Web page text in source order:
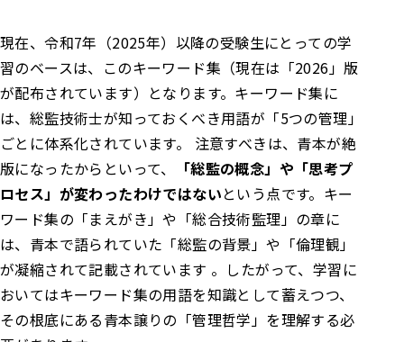
現在、令和7年（2025年）以降の受験生にとっての学
習のベースは、このキーワード集（現在は「2026」版
が配布されています）となります。キーワード集に
は、総監技術士が知っておくべき用語が「5つの管理」
ごとに体系化されています。 注意すべきは、青本が絶
版になったからといって、
「総監の概念」や「思考プ
ロセス」が変わったわけではないという点です。キー
ワード集の「まえがき」や「総合技術監理」の章に
は、青本で語られていた「総監の背景」や「倫理観」
が凝縮されて記載されています 。したがって、学習に
おいてはキーワード集の用語を知識として蓄えつつ、
その根底にある青本譲りの「管理哲学」を理解する必